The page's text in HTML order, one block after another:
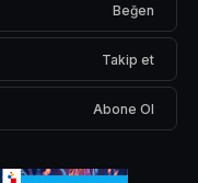
Beğen
Takip et
Abone Ol